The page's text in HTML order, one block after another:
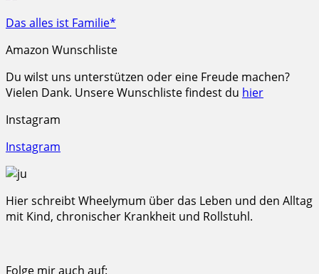
Das alles ist Familie*
Amazon Wunschliste
Du wilst uns unterstützen oder eine Freude machen?
Vielen Dank. Unsere Wunschliste findest du hier
Instagram
Instagram
Hier schreibt Wheelymum über das Leben und den Alltag
mit Kind, chronischer Krankheit und Rollstuhl.
Folge mir auch auf: